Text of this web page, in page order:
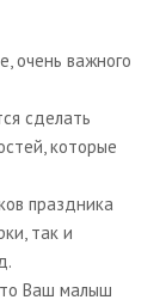
очень важного
сделать
которые
праздника
так и
Ваш малыш